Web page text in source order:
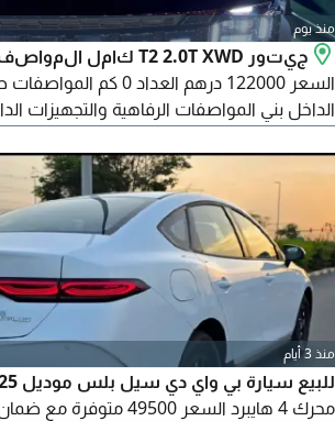
منذ يوم
السعر 122000 درهم العداد
الداخل بني المواصفات الرفاهية والتجهيزات
صوتي فاخر سوني بعدد 12 مكبر
مدفأة ومبردة، تهوية مزدوجة للمناطق، فتحة
أمامي عازل للضوضاء، اضاءة محيطة ضوئية 128 لون
منذ 3 أيام
محرك 4 هايبرد السعر 49500 متوفرة مع ضمان